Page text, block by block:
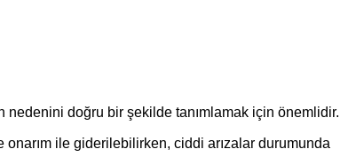
nedenini doğru bir şekilde tanımlamak için önemlidir.
onarım ile giderilebilirken, ciddi arızalar durumunda